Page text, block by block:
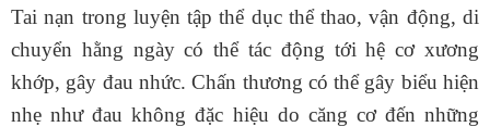
Tai nạn trong luyện tập thể dục thể thao, vận động, di
chuyển hằng ngày có thể tác động tới hệ cơ xương
khớp, gây đau nhức. Chấn thương có thể gây biểu hiện
nhẹ như đau không đặc hiệu do căng cơ đến những